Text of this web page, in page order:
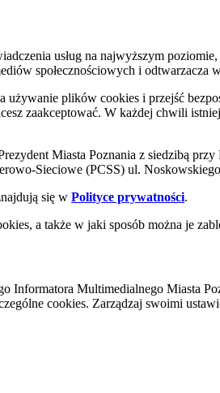
usług na najwyższym
społecznościowych i odtwarzacza
używanie plików cookies i przejść
zaakceptować. W każdej chwili
Miasta Poznania z siedzibą
Sieciowe (PCSS) ul.
się w Polityce prywatności.
a także w jaki sposób można je
Informatora Multimedialnego Miasta
cookies. Zarządzaj swoimi